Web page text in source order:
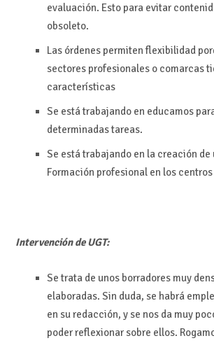
evaluación. Esto para evitar
obsoleto.
Las órdenes permiten flexibilidad
sectores profesionales o comarcas
características
Se está trabajando en educamos
determinadas tareas.
Se está trabajando en la creación de
Formación profesional en los centros
Intervención de UGT:
Se trata de unos borradores muy
elaboradas. Sin duda, se habrá
en su redacción, y se nos da muy
poder reflexionar sobre ellos.